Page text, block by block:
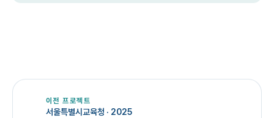
이전 프로젝트
서울특별시교육청 · 2025